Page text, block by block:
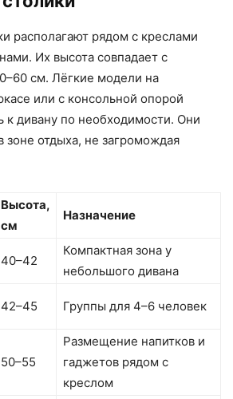
располагают рядом с креслами
Их высота совпадает с
см. Лёгкие модели на
или с консольной опорой
к дивану по необходимости. Они
зоне отдыха, не загромождая
Высота,
см
Назначение
40–42
Компактная зона у
небольшого дивана
42–45 Группы для 4–6 человек
50–55
Размещение напитков и
гаджетов рядом с
креслом